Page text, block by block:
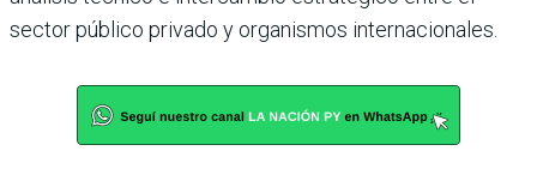
sector público privado y organismos internacionales.